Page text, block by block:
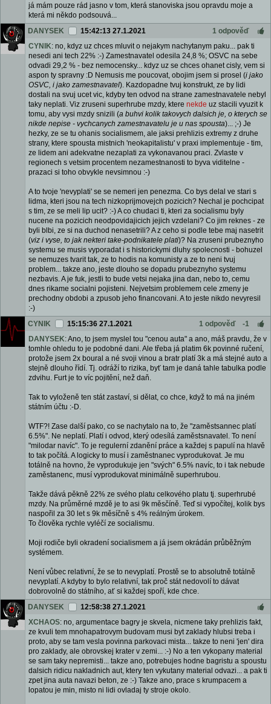
já mám pouze rád jasno v tom, která stanoviska jsou opravdu moje a
která mi někdo podsouvá...
DANYSEK
15:42:13 27.1.2021
1 odpověď
CYNIK: no, kdyz uz chces mluvit o nejakym nachytanym paku... pak ti
nesedi ani tech 22% :-) Zamestnavatel odesila 24,8 %; OSVC na sebe
odvadi 29,2 % - bez nemocensky... kdyz uz se chces ohanet cisly, vem si
aspon ty spravny :D Nemusis me poucovat, obojim jsem si prosel (i jako
OSVC, i jako zamestnavatel). Kazdopadne tvuj konstrukt, ze by lidi
dostali na svuj ucet vic, kdyby ten odvod na strane zamestnavatele nebyl
taky neplati. Viz zruseni superhrube mzdy, ktere nekde uz stacili vyuzit k
tomu, aby vysi mzdy snizili (a buhvi kolik takovych dalsich je, o kterych se
nikde nepise - vychcanych zamestnavatelu je u nas spousta)... ;-) Je
hezky, ze se tu ohanis socialismem, ale jaksi prehlizis extremy z druhe
strany, ktere spousta mistnich 'neokapitalistu' v praxi implementuje - tim,
ze lidem ani adekvatne nezaplati za vykonavanou praci. Zvlaste v
regionech s vetsim procentem nezamestnanosti to byva viditelne -
prazaci si toho obvykle nevsimnou :-)
A to tvoje 'nevyplati' se se nemeri jen penezma. Co bys delal ve stari s
lidma, kteri jsou na tech nizkoprijmovejch pozicich? Nechal je pochcipat
s tim, ze se meli lip ucit? :-) A co chudaci ti, kteri za socialismu byly
nucene na pozicich neodpovidajicich jejich vzdelani? Co jim reknes - ze
byli blbi, ze si na duchod nenasetrili? A z ceho si podle tebe maj nasetrit
(viz i vyse, to jak nekteri take-podnikatele plati)? Na zruseni prubeznyho
systemu se musis vyporadat i s historickymi dluhy spolecnosti - bohuzel
se nemuzes tvarit tak, ze to hodis na komunisty a ze to neni tvuj
problem... takze ano, jeste dlouho se dopadu prubeznyho systemu
nezbavis. A je fuk, jestli to bude vetsi nejaka jina dan, nebo to, cemu
dnes rikame socialni pojisteni. Nejvetsim problemem cele zmeny je
prechodny obdobi a zpusob jeho financovani. A to jeste nikdo nevyresil
:-)
CYNIK
15:15:36 27.1.2021 1 odpověď
-1
DANYSEK: Ano, to jsem myslel tou "cenou auta" a ano, máš pravdu, že v
tomhle ohledu to je podobné dani. Ale třeba já platim 6k povinné ručení,
protože jsem 2x boural a né svoji vinou a bratr platí 3k a má stejné auto a
stejně dlouho řídí. Tj. odráží to rizika, byť tam je daná tahle tabulka podle
zdvihu. Furt je to víc pojitění, než daň.
Tak to vyloženě ten stát zastaví, si dělat, co chce, když to má na jiném
státním účtu :-D.
WTF?! Zase další pako, co se nachytalo na to, že "zaměstsannec platí
6.5%". Ne neplatí. Platí i odvod, který odesílá zaměstsnavatel. To není
"milodar navíc". To je regulerní zdanění práce a každej s papulí na hlavě
to tak počítá. A logicky to musí i zaměstnanec vyprodukovat. Je mu
totálně na hovno, že vyprodukuje jen "svých" 6.5% navíc, to i tak nebude
zaměstanenc, musí vyprodukovat minimálně superhrubou.
Takže dává pěkně 22% ze svého platu celkového platu tj. superhrubé
mzdy. Na průměrné mzdě je to asi 9k měsčíně. Teď si vypočítej, kolik bys
naspořil za 30 let s 9k měsíčně s 4% reálným úrokem.
To člověka rychle vyléčí ze socialismu.
Moji rodiče byli okradení socialismem a já jsem okrádán průběžným
systémem.
Není vůbec relativní, že se to nevyplatí. Prostě se to absolutně totálně
nevyplatí. A kdyby to bylo relativní, tak proč stát nedovolí to dávat
dobrovolně do státního, ať si každej spoří, kde chce.
DANYSEK
12:58:38 27.1.2021
XCHAOS: no, argumentace bagry je skvela, nicmene taky prehlizis fakt,
ze kvuli tem mnohapatrovym budovam musi byt zaklady hlubsi treba i
proto, aby se tam vesla povinna parkovaci mista... takze to neni 'jen' dira
pro zaklady, ale obrovskej krater v zemi... :-) No a ten vykopany material
se sam taky nepremisti... takze ano, potrebujes hodne bagristu a spoustu
dalsich ridicu nakladnich aut, ktery ten vykutany material odvazi... a pak ti
zpet jina auta navazi beton, ze :-) Takze ano, prace s krumpacem a
lopatou je min, misto ni lidi ovladaj ty stroje okolo.